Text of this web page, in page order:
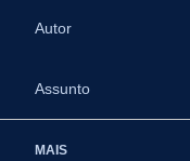
Autor
Assunto
MAIS